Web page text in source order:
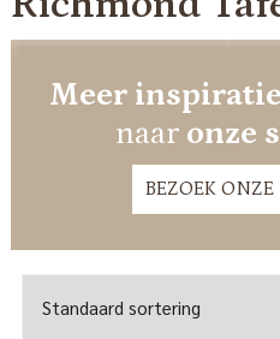
Meer inspiratie
naar onze
BEZOEK